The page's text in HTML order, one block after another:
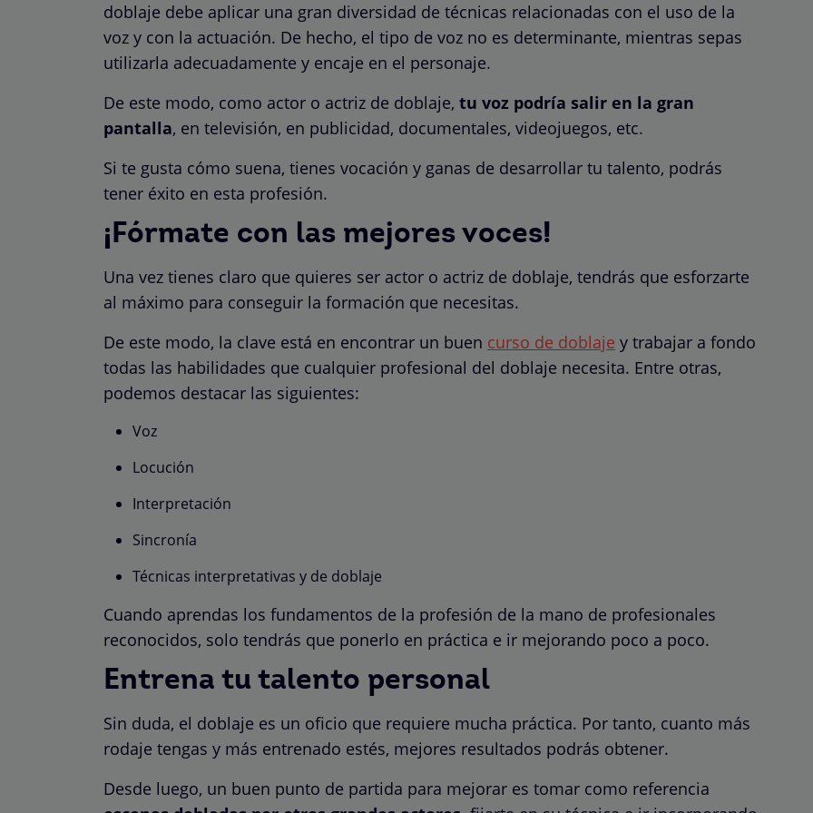
doblaje debe aplicar una gran diversidad de técnicas relacionadas con el uso de la
voz y con la actuación. De hecho, el tipo de voz no es determinante, mientras sepas
utilizarla adecuadamente y encaje en el personaje.
De este modo, como actor o actriz de doblaje, tu voz podría salir en la gran
pantalla, en televisión, en publicidad, documentales, videojuegos, etc.
Si te gusta cómo suena, tienes vocación y ganas de desarrollar tu talento, podrás
tener éxito en esta profesión.
¡Fórmate con las mejores voces!
Una vez tienes claro que quieres ser actor o actriz de doblaje, tendrás que esforzarte
al máximo para conseguir la formación que necesitas.
De este modo, la clave está en encontrar un buen curso de doblaje y trabajar a fondo
todas las habilidades que cualquier profesional del doblaje necesita. Entre otras,
podemos destacar las siguientes:
Voz
Locución
Interpretación
Sincronía
Técnicas interpretativas y de doblaje
Cuando aprendas los fundamentos de la profesión de la mano de profesionales
reconocidos, solo tendrás que ponerlo en práctica e ir mejorando poco a poco.
Entrena tu talento personal
Sin duda, el doblaje es un oficio que requiere mucha práctica. Por tanto, cuanto más
rodaje tengas y más entrenado estés, mejores resultados podrás obtener.
Desde luego, un buen punto de partida para mejorar es tomar como referencia